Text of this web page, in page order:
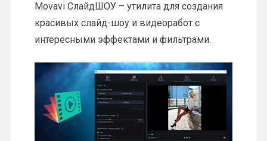
Movavi СлайдШОУ – утилита для создания
красивых слайд-шоу и видеоработ с
интересными эффектами и фильтрами.